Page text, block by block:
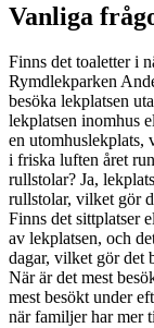
Vanliga
Finns det toaletter i
Rymdlekparken
besöka lekplatsen
lekplatsen inomhus
en utomhuslekplats,
i friska luften året
rullstolar? Ja,
rullstolar, vilket gör
Finns det sittplatser
av lekplatsen, och
dagar, vilket gör det
När är det mest
mest besökt under
när familjer har mer